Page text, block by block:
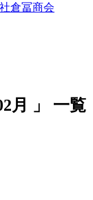
月 」 一覧